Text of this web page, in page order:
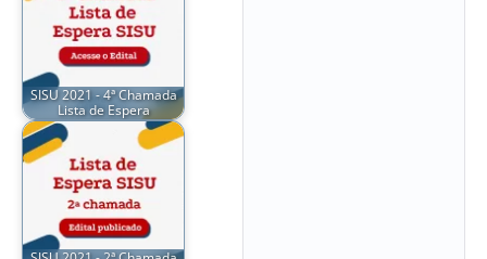
SISU 2021 - 4ª Chamada
Lista de Espera